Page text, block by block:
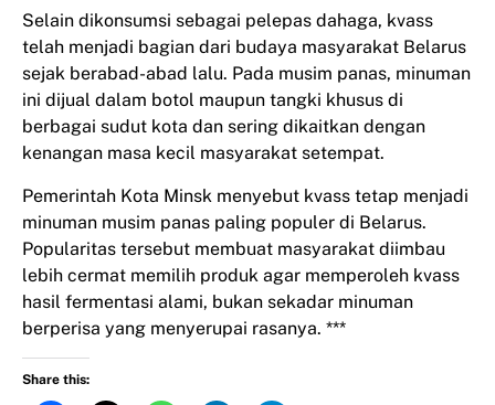
Selain dikonsumsi sebagai pelepas dahaga, kvass
telah menjadi bagian dari budaya masyarakat Belarus
sejak berabad-abad lalu. Pada musim panas, minuman
ini dijual dalam botol maupun tangki khusus di
berbagai sudut kota dan sering dikaitkan dengan
kenangan masa kecil masyarakat setempat.
Pemerintah Kota Minsk menyebut kvass tetap menjadi
minuman musim panas paling populer di Belarus.
Popularitas tersebut membuat masyarakat diimbau
lebih cermat memilih produk agar memperoleh kvass
hasil fermentasi alami, bukan sekadar minuman
berperisa yang menyerupai rasanya. ***
Share this: